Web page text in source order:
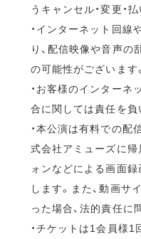
うキャンセル・変更・
・インターネット回線
り、配信映像や音声の
の可能性がございます。
・お客様のインターネ
合に関しては責任を負
・本公演は有料での配
式会社アミューズに帰
ォンなどによる画面録
します。また、動画サ
った場合、法的責任に
・チケットは1会員様